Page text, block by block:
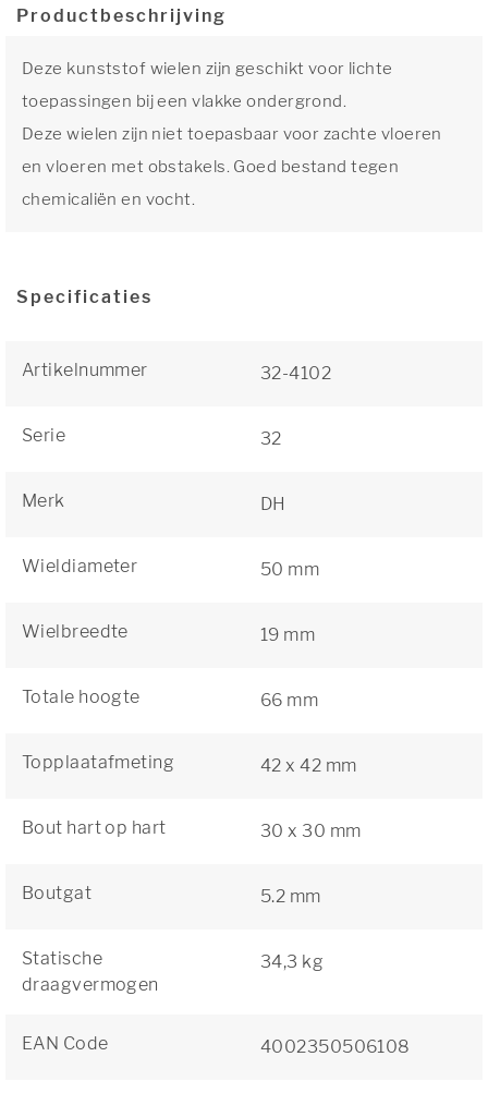
Productbeschrijving
Deze kunststof wielen zijn geschikt voor lichte
toepassingen bij een vlakke ondergrond.
Deze wielen zijn niet toepasbaar voor zachte vloeren
en vloeren met obstakels. Goed bestand tegen
chemicaliën en vocht.
Specificaties
Artikelnummer 32-4102
Serie 32
Merk DH
Wieldiameter 50 mm
Wielbreedte 19 mm
Totale hoogte 66 mm
Topplaatafmeting 42 x 42 mm
Bout hart op hart 30 x 30 mm
Boutgat 5.2 mm
Statische
draagvermogen
34,3 kg
EAN Code 4002350506108